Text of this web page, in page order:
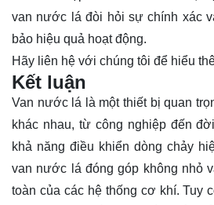
van nước lá đòi hỏi sự chính xác
bảo hiệu quả hoạt động.
Hãy liên hệ với chúng tôi để hiểu
Kết luận
Van nước lá là một thiết bị quan
khác nhau, từ công nghiệp đến
khả năng điều khiển dòng chảy
van nước lá đóng góp không nhỏ
toàn của các hệ thống cơ khí. Tuy